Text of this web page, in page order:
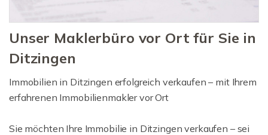
Unser Maklerbüro vor Ort für Sie in
Ditzingen
Immobilien in Ditzingen erfolgreich verkaufen – mit Ihrem
erfahrenen Immobilienmakler vor Ort
Sie möchten Ihre Immobilie in Ditzingen verkaufen – sei